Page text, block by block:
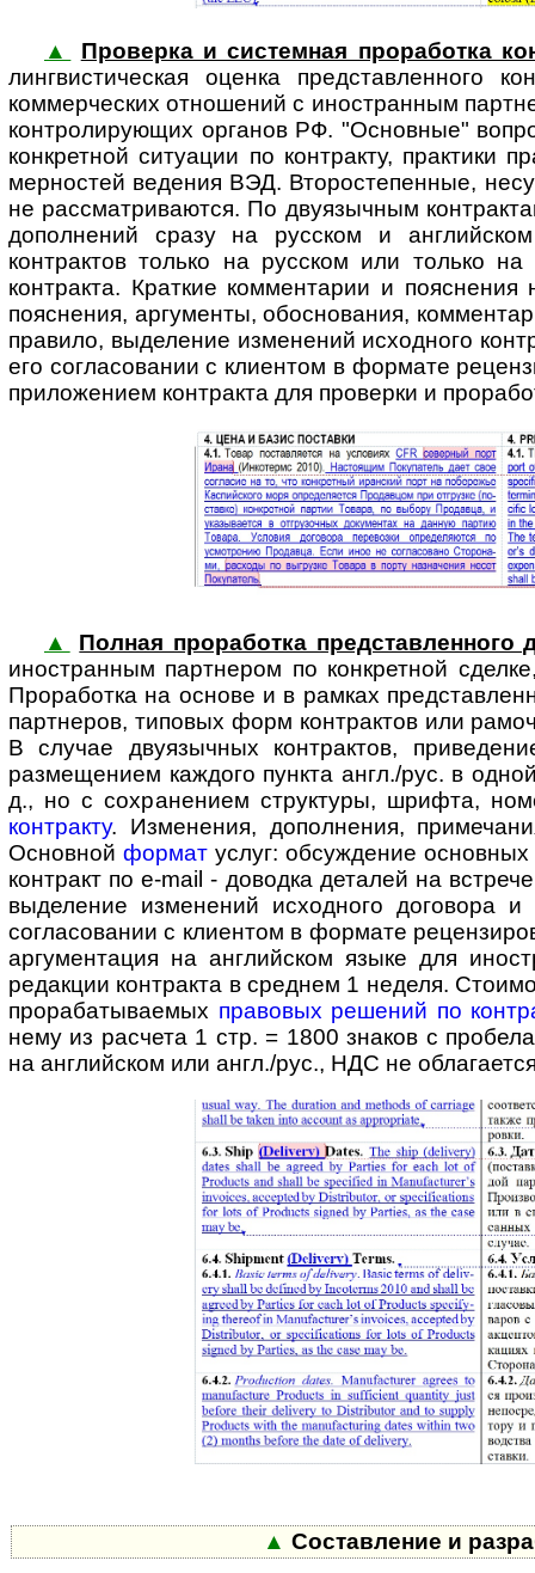
▲
Проверка и системная проработка
линг­вис­ти­чес­кая оценка представ­ленного
коммерческих отношений с ино­стран­ным
конт­ро­ли­ру­ю­щих органов РФ. "Основные"
конкретной ситуации по контракту,
мерностей ведения ВЭД. Второстепенные,
не рассмат­риваются. По двуязычным
дополнений сразу на русском и
контрактов только на русском или только
контракта. Краткие комментарии и
пояснения, аргументы, обоснования,
правило, выделение изменений исходного
его согласовании с клиентом в формате
прило­жением контракта для проверки и
▲
Полная проработка представленного
ино­стран­ным партнером по конк­ретной
Проработка на основе и в рамках
партнеров, типовых форм контрактов или
В случае двуязычных контрактов,
размещением каждого пункта англ./рус. в
д., но с сохранением структуры, шрифта,
контракту. Изменения, дополнения,
Основнойформат услуг: обсуждение
контракт по e-mail - доводка деталей на
выделение изменений исходного договора
согласовании с клиентом в формате
аргументация на английском языке для
редакции контракта в среднем 1 неделя.
прорабатываемых правовых решений по
нему из расчета 1 стр. = 1800 знаков с
на английском или англ./рус., НДС не
▲ Составление и